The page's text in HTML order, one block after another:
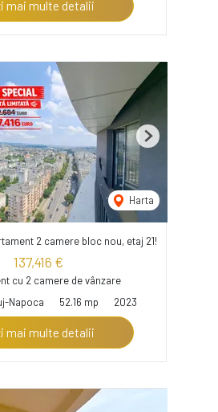
mai multe detalii
Harta
Next
2 camere bloc nou, etaj 21!
137,416 €
cu 2 camere de vânzare
Napoca
52.16 mp 2023
mai multe detalii